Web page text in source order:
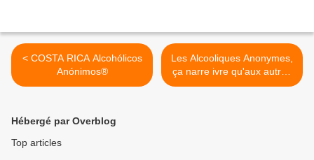
< COSTA RICA Alcohólicos
Anónimos®
Les Alcooliques Anonymes,
ça narre ivre qu'aux autres
>
Hébergé par Overblog
Top articles